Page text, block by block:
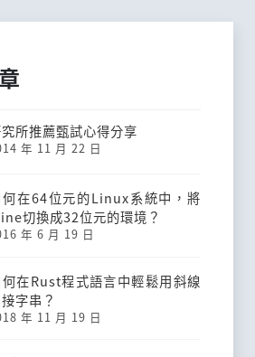
所推薦甄試心得分享
年 11 月 22 日
在64位元的Linux系統中，將
切換成32位元的環境？
年 6 月 19 日
在Rust程式語言中輕鬆用斜線
字串？
年 11 月 19 日